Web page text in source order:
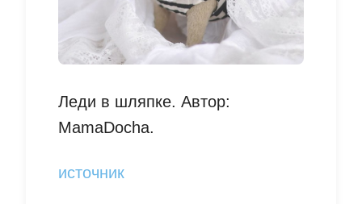
Леди в шляпке. Автор:
MamaDocha.
источник